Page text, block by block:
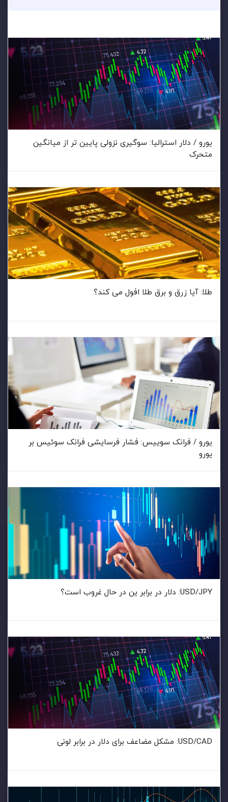
یورو / دلار استرالیا: سوگیری نزولی پایین تر از میانگین
متحرک
طلا: آیا زرق و برق طلا افول می کند؟
یورو / فرانک سوییس: فشار فرسایشی فرانک سوئیس بر
یورو
USD/JPY: دلار در برابر ین در حال غروب است؟
USD/CAD: مشکل مضاعف برای دلار در برابر لونی